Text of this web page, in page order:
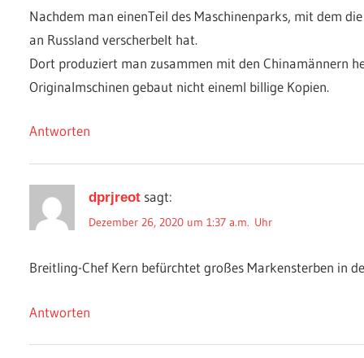
Nachdem man einenTeil des Maschinenparks, mit dem
an Russland verscherbelt hat.
Dort produziert man zusammen mit den Chinamännern
Originalmschinen gebaut nicht eineml billige Kopien.
Antworten
dprjreot sagt:
Dezember 26, 2020 um 1:37 a.m. Uhr
Breitling-Chef Kern befürchtet großes Markensterben in
Antworten